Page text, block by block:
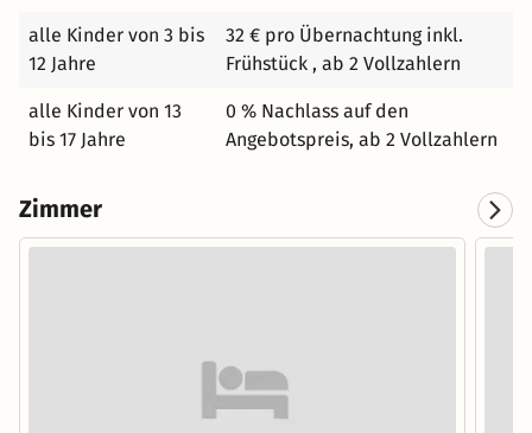
alle Kinder von 3 bis
12 Jahre
32 € pro Übernachtung inkl.
Frühstück , ab 2 Vollzahlern
alle Kinder von 13
bis 17 Jahre
0 % Nachlass auf den
Angebotspreis, ab 2 Vollzahlern
Zimmer